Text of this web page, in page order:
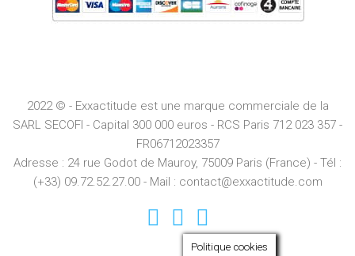
2022 © - Exxactitude est une marque commerciale de la
SARL SECOFI - Capital 300 000 euros - RCS Paris 712 023 357 -
FR06712023357
Adresse : 24 rue Godot de Mauroy, 75009 Paris (France) - Tél :
(+33) 09.72.52.27.00 - Mail : contact@exxactitude.com
Politique cookies